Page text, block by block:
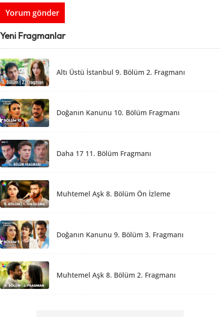
Yeni Fragmanlar
Altı Üstü İstanbul 9. Bölüm 2. Fragmanı
Doğanın Kanunu 10. Bölüm Fragmanı
Daha 17 11. Bölüm Fragmanı
Muhtemel Aşk 8. Bölüm Ön İzleme
Doğanın Kanunu 9. Bölüm 3. Fragmanı
Muhtemel Aşk 8. Bölüm 2. Fragmanı